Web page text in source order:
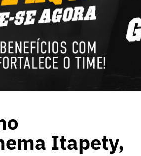
Itapety,